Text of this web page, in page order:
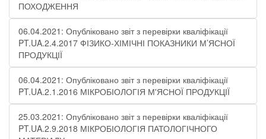
ПОХОДЖЕННЯ
06.04.2021: Опубліковано звіт з перевірки кваліфікації
PT.UA.2.4.2017 ФІЗИКО-ХІМІЧНІ ПОКАЗНИКИ М’ЯСНОЇ
ПРОДУКЦІЇ
06.04.2021: Опубліковано звіт з перевірки кваліфікації
PT.UA.2.1.2016 МІКРОБІОЛОГІЯ М'ЯСНОЇ ПРОДУКЦІЇ
25.03.2021: Опубліковано звіт з перевірки кваліфікації
PT.UA.2.9.2018 МІКРОБІОЛОГІЯ ПАТОЛОГІЧНОГО